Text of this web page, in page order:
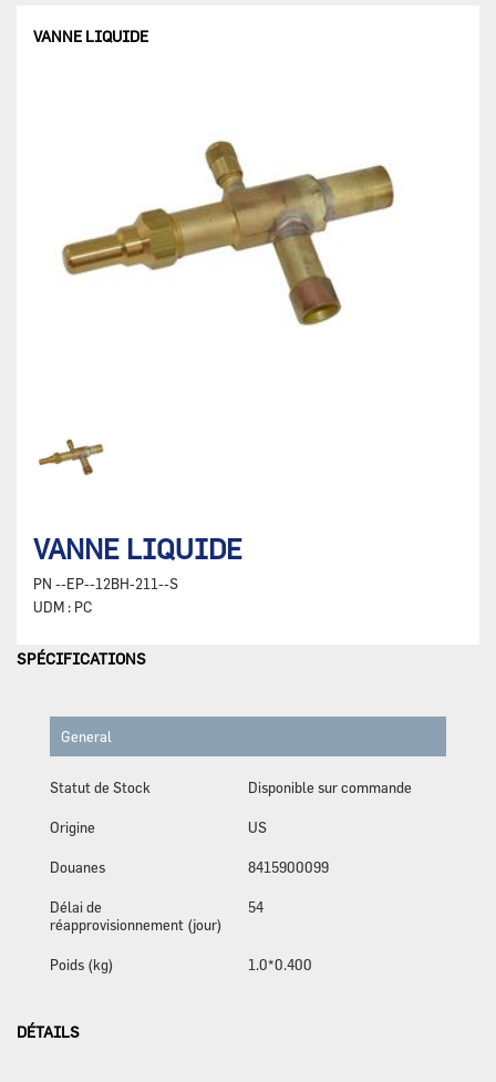
VANNE LIQUIDE
VANNE LIQUIDE
PN --EP--12BH-211--S
UDM : PC
SPÉCIFICATIONS
General
Statut de Stock Disponible sur commande
Origine US
Douanes 8415900099
Délai de
réapprovisionnement (jour)
54
Poids (kg) 1.0*0.400
DÉTAILS